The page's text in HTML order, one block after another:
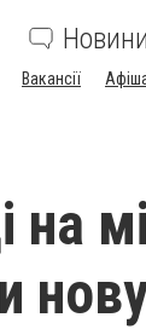
Новини
Вакансії
на